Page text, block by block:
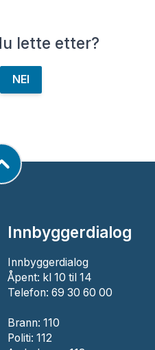
lette etter?
NEI
Innbyggerdialog
Innbyggerdialog
Åpent: kl 10 til 14
Telefon: 69 30 60 00
Brann: 110
Politi: 112